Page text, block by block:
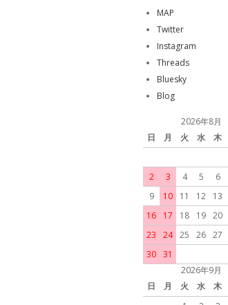
MAP
Twitter
Instagram
Threads
Bluesky
Blog
2026年8月
日
月 火 水 木
2
3 4 5 6
9
10 11 12 13
16
17 18 19 20
23
24 25 26 27
30 31
2026年9月
日
月 火 水 木